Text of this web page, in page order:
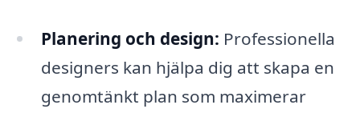
Planering och design: Professionella
designers kan hjälpa dig att skapa en
genomtänkt plan som maximerar